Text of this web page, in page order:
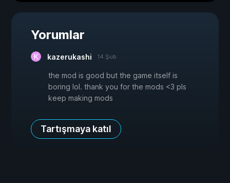
Yorumlar
kazerukashi 14 Şub
the mod is good but the game itself is
boring lol. thank you for the mods <3 pls
keep making mods
Tartışmaya katıl